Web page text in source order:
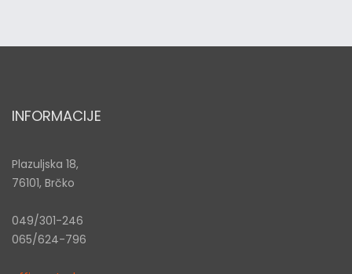
INFORMACIJE
Plazuljska 18,
76101, Brčko
049/301-246
065/624-796